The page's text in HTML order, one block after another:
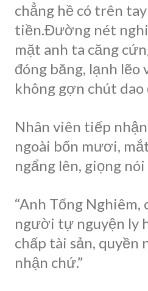
chẳng hề có trên
tiền.Đường nét
mặt anh ta căng
đóng băng, lạnh lẽo
không gợn chút dao
Nhân viên tiếp
ngoài bốn mươi,
ngẩng lên, giọng
“Anh Tống Nghiêm,
người tự nguyện ly
chấp tài sản, quyền
nhận chứ.”